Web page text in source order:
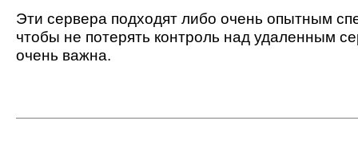
Эти сервера подходят либо очень опытным
чтобы не потерять контроль над удаленным
очень важна.